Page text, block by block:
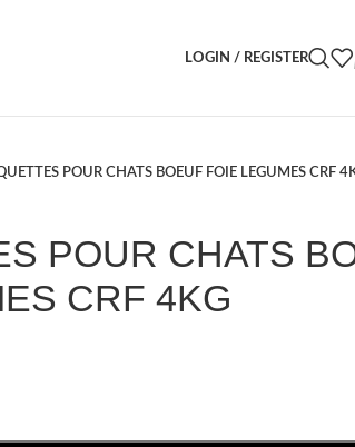
LOGIN / REGISTER
POUR CHATS BOEUF FOIE LEGUMES CRF
POUR CHATS
CRF 4KG